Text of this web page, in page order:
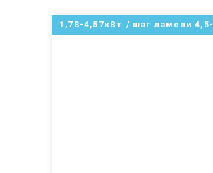
1,78-4,57кВт / шаг ламели